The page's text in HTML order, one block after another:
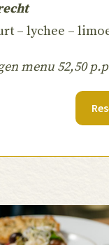
– lychee –
menu 52,50